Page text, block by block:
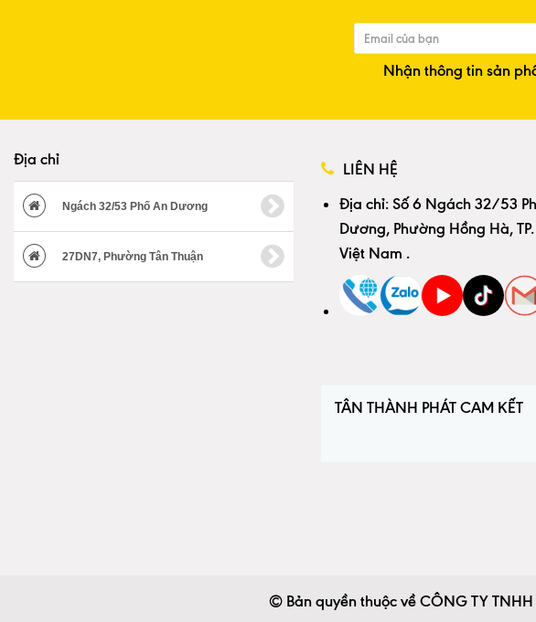
Nhận thông tin sản
Địa chỉ
Ngách 32/53 Phố An Dương
27DN7, Phường Tân Thuận
LIÊN HỆ
Địa chỉ: Số 6 Ngách 32/53
Dương, Phường Hồng Hà,
Việt Nam .
TÂN THÀNH PHÁT CAM KẾT
© Bản quyền thuộc về CÔNG TY TNHH